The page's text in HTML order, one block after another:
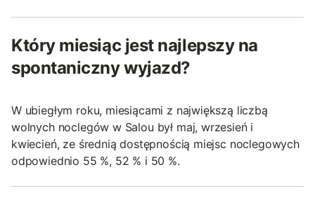
Który miesiąc jest najlepszy na
spontaniczny wyjazd?
W ubiegłym roku, miesiącami z największą liczbą
wolnych noclegów w Salou był maj, wrzesień i
kwiecień, ze średnią dostępnością miejsc noclegowych
odpowiednio 55 %, 52 % i 50 %.